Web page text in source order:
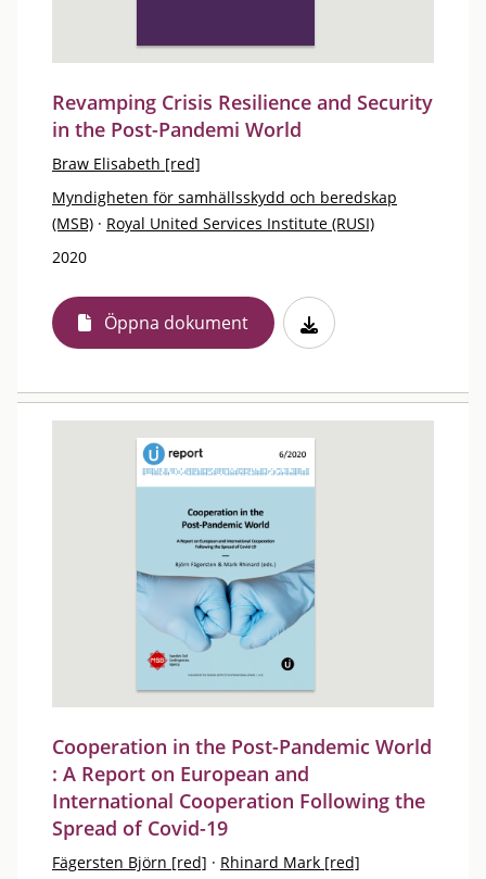
Revamping Crisis Resilience and Security
in the Post-Pandemi World
Braw Elisabeth [red]
Myndigheten för samhällsskydd och beredskap
(MSB) · Royal United Services Institute (RUSI)
2020
Öppna dokument
Cooperation in the Post-Pandemic World
: A Report on European and
International Cooperation Following the
Spread of Covid-19
Fägersten Björn [red] · Rhinard Mark [red]